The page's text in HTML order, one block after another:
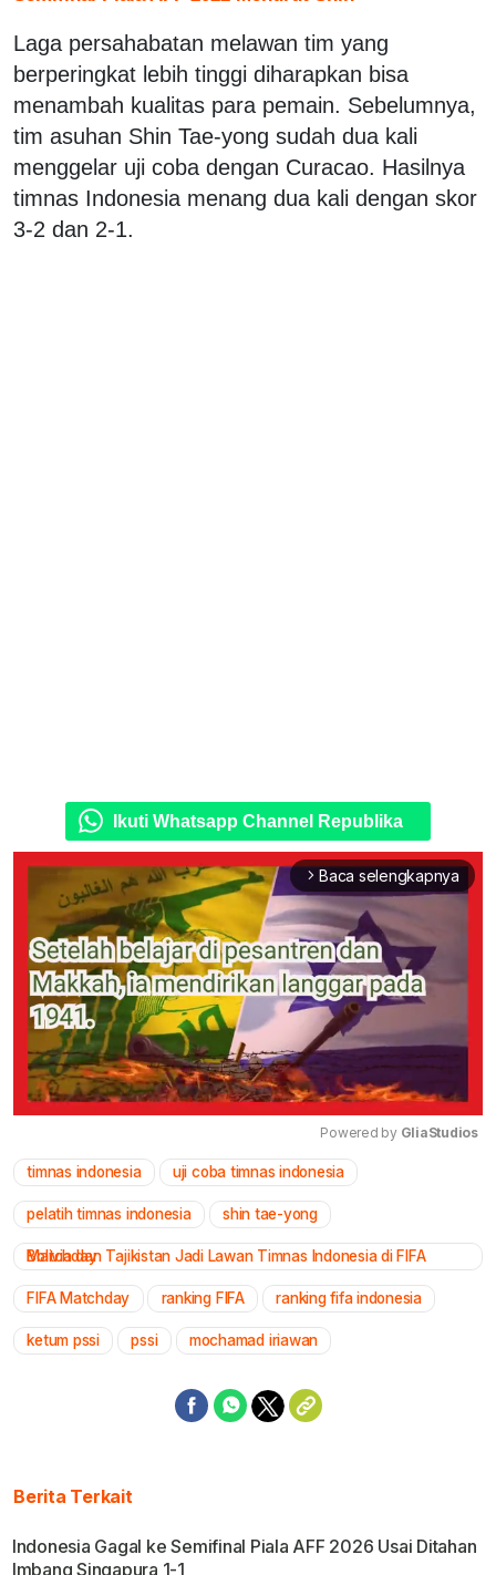
Laga persahabatan melawan tim yang
berperingkat lebih tinggi diharapkan bisa
menambah kualitas para pemain. Sebelumnya,
tim asuhan Shin Tae-yong sudah dua kali
menggelar uji coba dengan Curacao. Hasilnya
timnas Indonesia menang dua kali dengan skor
3-2 dan 2-1.
Ikuti Whatsapp Channel Republika
arrow_forward_ios Baca selengkapnya
Powered by GliaStudios
timnas indonesia uji coba timnas indonesia
pelatih timnas indonesia shin tae-yong
Bolivia dan Tajikistan Jadi Lawan Timnas Indonesia di FIFA Matchday
FIFA Matchday ranking FIFA ranking fifa indonesia
ketum pssi pssi mochamad iriawan
Berita Terkait
Indonesia Gagal ke Semifinal Piala AFF 2026 Usai Ditahan
Imbang Singapura 1-1